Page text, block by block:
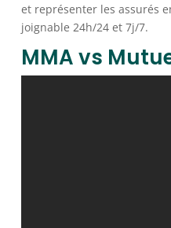
et représenter les assurés
joignable 24h/24 et 7j/7.
MMA vs